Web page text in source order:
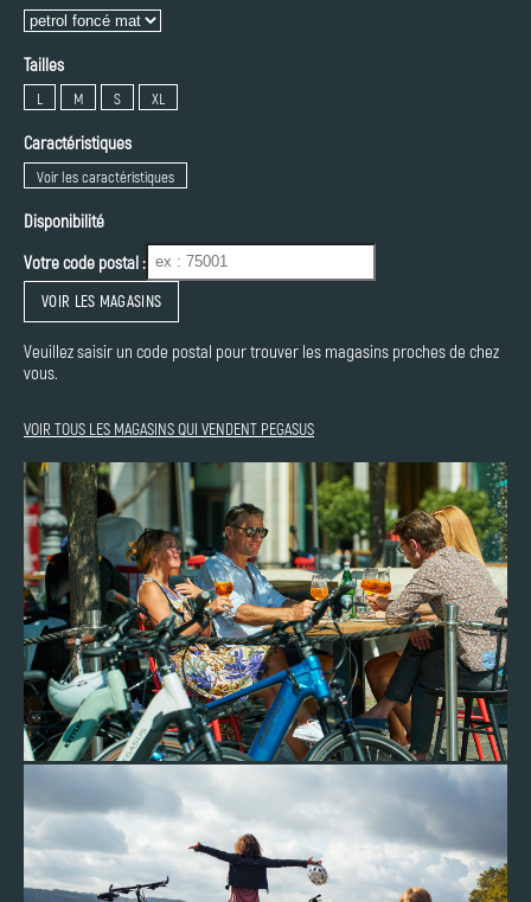
Tailles
L M S XL
Caractéristiques
Voir les caractéristiques
Disponibilité
Votre code postal :
VOIR LES MAGASINS
Veuillez saisir un code postal pour trouver les magasins proches de chez
vous.
VOIR TOUS LES MAGASINS QUI VENDENT PEGASUS